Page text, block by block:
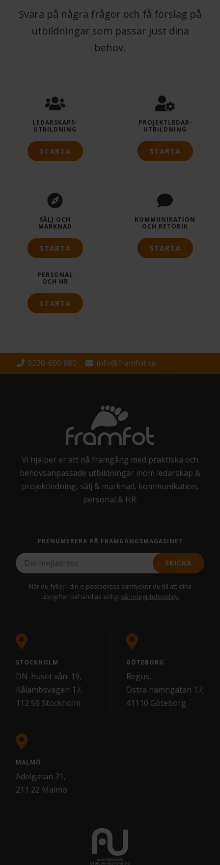
Svara på några frågor och få förslag på
utbildningar som passar just dina
behov.
LEDARSKAPS­
UTBILDNING
STARTA
PROJEKTLEDAR­
UTBILDNING
STARTA
SÄLJ OCH
MARKNAD
STARTA
KOMMUNIKATION
OCH RETORIK
STARTA
PERSONAL
OCH HR
STARTA
0220-600 680 info@framfot.se
Vi hjälper er att nå framgång med praktiska och
behovsanpassade utbildningar inom ledarskap &
projektledning, sälj & marknad, kommunikation,
personal & HR.
PRENUMERERA PÅ FRAMGÅNGSMAGASINET
SKICKA
När du fyller i din e-postadress samtycker du till att dina
uppgifter behandlas enligtvår integritetspolicy.
STOCKHOLM
DN-huset vån. 19,
Rålambsvägen 17,
112 59 Stockholm
GÖTEBORG
Regus,
Östra hamngatan 17,
41110 Göteborg
MALMÖ
Adelgatan 21,
211 22 Malmö